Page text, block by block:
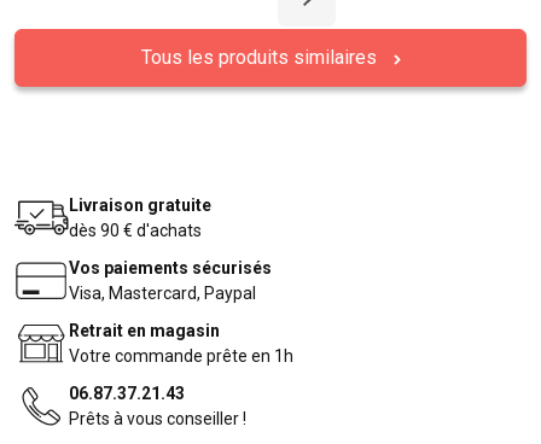
Tous les produits similaires
Livraison gratuite
dès 90 € d'achats
Vos paiements sécurisés
Visa, Mastercard, Paypal
Retrait en magasin
Votre commande prête en 1h
06.87.37.21.43
Prêts à vous conseiller !